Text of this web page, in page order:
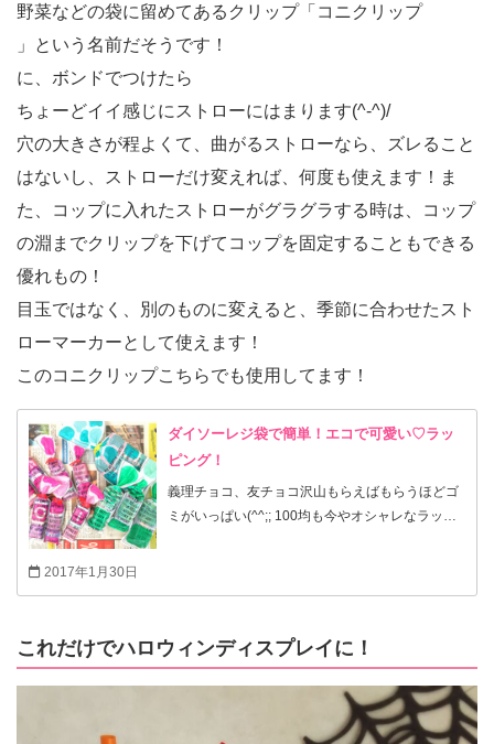
野菜などの袋に留めてあるクリップ「コニクリップ
」という名前だそうです！
に、ボンドでつけたら
ちょーどイイ感じにストローにはまります(^-^)/
穴の大きさが程よくて、曲がるストローなら、ズレること
はないし、ストローだけ変えれば、何度も使えます！ま
た、コップに入れたストローがグラグラする時は、コップ
の淵までクリップを下げてコップを固定することもできる
優れもの！
目玉ではなく、別のものに変えると、季節に合わせたスト
ローマーカーとして使えます！
このコニクリップこちらでも使用してます！
ダイソーレジ袋で簡単！エコで可愛い♡ラッ
ピング！
義理チョコ、友チョコ沢山もらえばもらうほどゴ
ミがいっぱい(^^;; 100均も今やオシャレなラッピ
たらポイッって それも悲しい(T ^ T) 可愛いけど捨
てられても惜しくない究極の頑張らないラッピン
グ！考えてみました！ 0円で、簡単に一度に沢山
作れますので、友チョコ、義理チョコ、ちょっと
したプレゼントに、ぜひお試しください！
2017年1月30日
これだけでハロウィンディスプレイに！